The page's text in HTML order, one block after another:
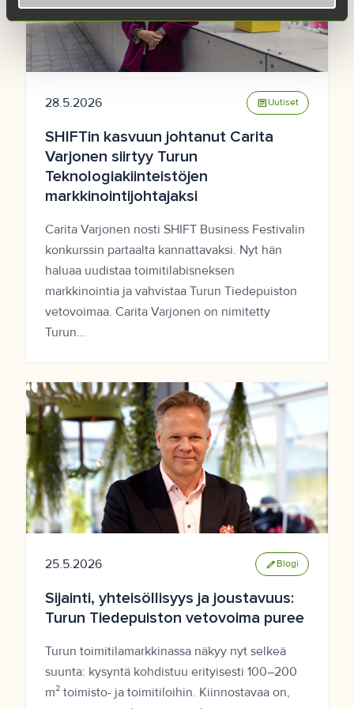
28.5.2026 article Uutiset
SHIFTin kasvuun johtanut Carita
Varjonen siirtyy Turun
Teknologiakiinteistöjen
markkinointijohtajaksi
Carita Varjonen nosti SHIFT Business Festivalin
konkurssin partaalta kannattavaksi. Nyt hän
haluaa uudistaa toimitilabisneksen
markkinointia ja vahvistaa Turun Tiedepuiston
vetovoimaa. Carita Varjonen on nimitetty
Turun...
25.5.2026 edit Blogi
Sijainti, yhteisöllisyys ja joustavuus:
Turun Tiedepuiston vetovoima puree
Turun toimitilamarkkinassa näkyy nyt selkeä
suunta: kysyntä kohdistuu erityisesti 100–200
m² toimisto- ja toimitiloihin. Kiinnostavaa on,